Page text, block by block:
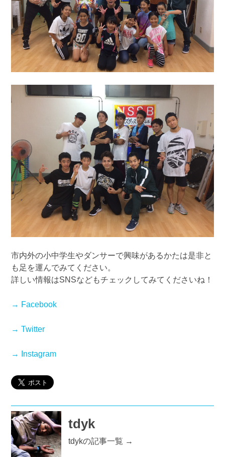
市内外の小中学生やダンサーで興味があるかたは是非と
も足を運んでみてください。
詳しい情報はSNSなどもチェックしてみてくださいね！
→ Facebook
→ Twitter
→ Instagram
tdyk
tdykの記事一覧 →